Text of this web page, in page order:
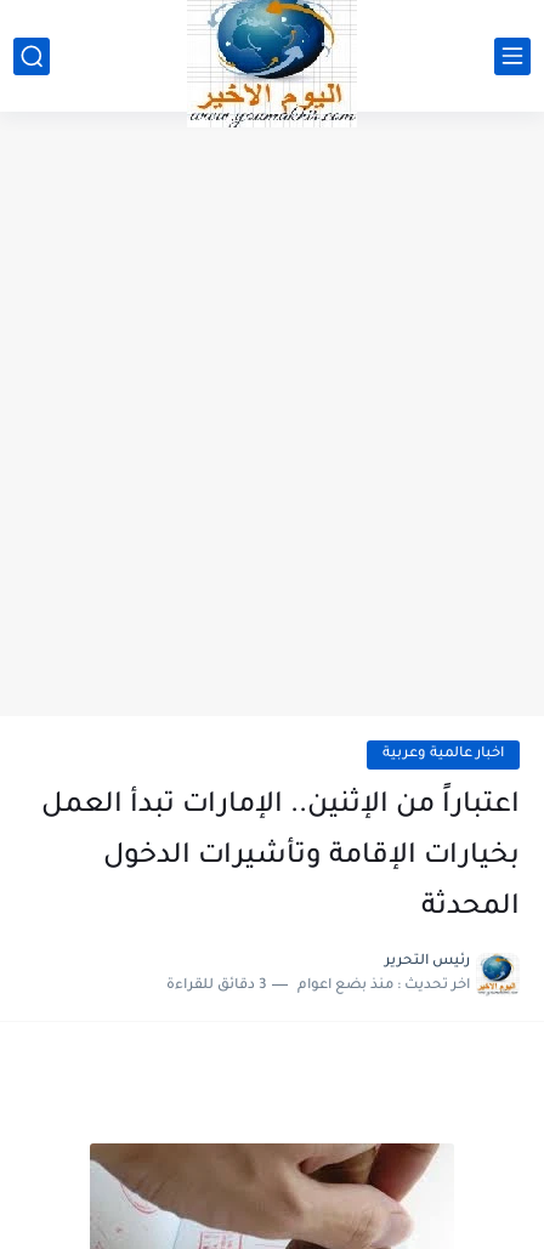
اخبار عالمية وعربية
اعتباراً من الإثنين.. الإمارات تبدأ العمل
بخيارات الإقامة وتأشيرات الدخول
المحدثة
رئيس التحرير
اخر تحديث : منذ بضع اعوام 3 دقائق للقراءة